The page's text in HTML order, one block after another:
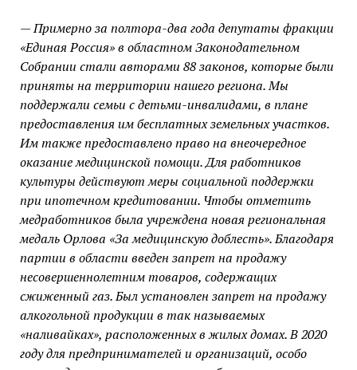
— Примерно за полтора-два года депутаты фракции
«Единая Россия» в областном Законодательном
Собрании стали авторами 88 законов, которые были
приняты на территории нашего региона. Мы
поддержали семьи с детьми-инвалидами, в плане
предоставления им бесплатных земельных участков.
Им также предоставлено право на внеочередное
оказание медицинской помощи. Для работников
культуры действуют меры социальной поддержки
при ипотечном кредитовании. Чтобы отметить
медработников была учреждена новая региональная
медаль Орлова «За медицинскую доблесть». Благодаря
партии в области введен запрет на продажу
несовершеннолетним товаров, содержащих
сжиженный газ. Был установлен запрет на продажу
алкогольной продукции в так называемых
«наливайках», расположенных в жилых домах. В 2020
году для предпринимателей и организаций, особо